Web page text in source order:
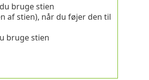
bruge stien
af stien), når du føjer den til
bruge stien